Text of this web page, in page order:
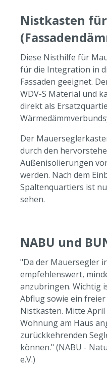
Nistkasten für
Diese Nisthilfe für
für die Integration in
Fassaden geeignet.
WDV-S Material und
direkt als
Der
durch den
Außenisolierungen
werden. Nach dem
Spaltenquartiers ist
sehen.
NABU und
"Da der Mauersegler
empfehlenswert,
anzubringen. Wichtig
Abflug sowie ein
Nistkasten. Mitte
Wohnung am Haus
zurückkehrenden
können." (NABU -
e.V.)